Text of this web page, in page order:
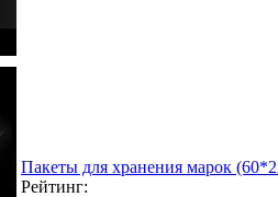
Пакеты для хранения марок
Рейтинг: